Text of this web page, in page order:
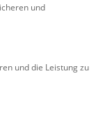
und
und die Leistung zu